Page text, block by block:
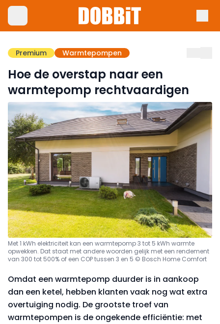
Premium Warmtepompen
Hoe de overstap naar een
warmtepomp rechtvaardigen
Met 1 kWh elektriciteit kan een warmtepomp 3 tot 5 kWh warmte
opwekken. Dat staat met andere woorden gelijk met een rendement
van 300 tot 500% of een COP tussen 3 en 5 © Bosch Home Comfort
Omdat een warmtepomp duurder is in aankoop
dan een ketel, hebben klanten vaak nog wat extra
overtuiging nodig. De grootste troef van
warmtepompen is de ongekende efficiëntie: met